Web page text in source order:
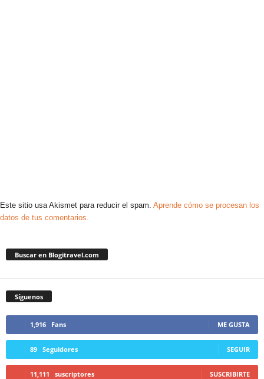
Este sitio usa Akismet para reducir el spam. Aprende cómo se procesan los
datos de tus comentarios.
Buscar en Blogitravel.com
Síguenos
1,916 Fans ME GUSTA
89 Seguidores SEGUIR
11,111 suscriptores SUSCRIBIRTE